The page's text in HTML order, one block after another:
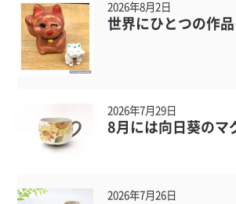
2026年8月2日
世界にひとつの作品
2026年7月29日
8月には向日葵のマ
2026年7月26日